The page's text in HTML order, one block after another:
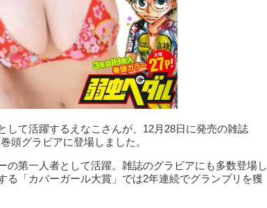
して活躍するえなこさんが、12月28日に発売の雑誌
頭グラビアに登場しました。
の第一人者として活躍。雑誌のグラビアにも多数登場し
る「カバーガール大賞」では2年連続でグランプリを獲